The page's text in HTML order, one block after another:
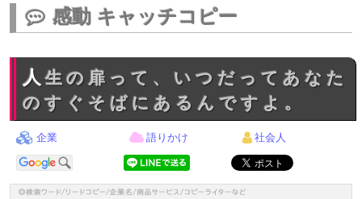
感動 キャッチコピー
人生の扉って、いつだってあなた
のすぐそばにあるんですよ。
企業 語りかけ 社会人